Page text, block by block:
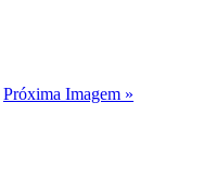
Próxima Imagem »